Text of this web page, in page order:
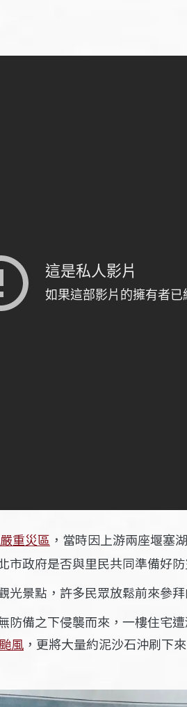
重災區 ，當時因上游兩座堰塞
政府是否與里民共同準備好
光景點，許多民眾放鬆前來參
備之下侵襲而來，一樓住宅
風 ，更將大量約泥沙石沖刷下